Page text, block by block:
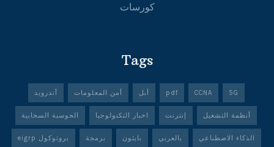
كورسات
Tags
5G
CCNA
pdf أبل أمن المعلومات أندرويد
أنظمة التشغيل إنترنت اخبار التكنولوجيا الحوسبة السحابية
الذكاء الاصطناعي بالعربي بايثون برمجة بروتوكول eigrp